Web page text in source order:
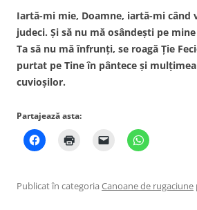
Iartă-mi mie, Doamne, iartă-mi când
judeci. Şi să nu mă osândeşti pe
Ta să nu mă înfrunţi, se roagă Ţie
purtat pe Tine în pântece şi
cuvioşilor.
Partajează asta:
Publicat în categoria Canoane de rugaciune